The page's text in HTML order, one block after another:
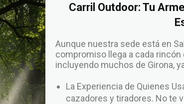
Carril Outdoor: Tu
Aunque nuestra sede está en
compromiso llega a cada
incluyendo muchos de Girona,
La Experiencia de Quienes
cazadores y tiradores. No te